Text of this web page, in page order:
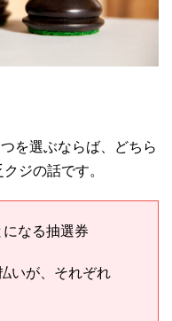
を選ぶならば、どちら
ジの話です。
なる抽選券
いが、それぞれ